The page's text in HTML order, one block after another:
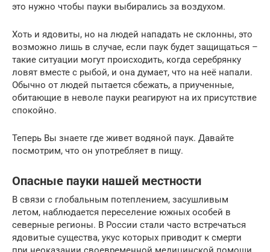
это нужно чтобы пауки выбирались за воздухом.
Хоть и ядовиты, но на людей нападать не склонны, это
возможно лишь в случае, если паук будет защищаться –
такие ситуации могут происходить, когда серебрянку
ловят вместе с рыбой, и она думает, что на неё напали.
Обычно от людей пытается сбежать, а приученные,
обитающие в неволе пауки реагируют на их присутствие
спокойно.
Теперь Вы знаете где живет водяной паук. Давайте
посмотрим, что он употребляет в пищу.
Опасные пауки нашей местности
В связи с глобальным потеплением, засушливым
летом, наблюдается переселение южных особей в
северные регионы. В России стали часто встречаться
ядовитые существа, укус которых приводит к смерти